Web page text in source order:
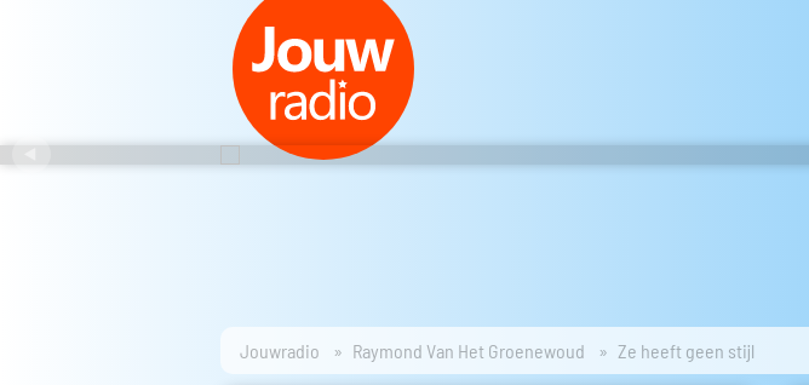
Jouwradio Raymond Van Het Groenewoud Ze heeft geen stijl